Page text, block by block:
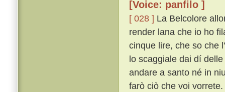
[Voice: panfilo ]
[ 028 ] La Belcolore
render lana che io ho
cinque lire, che so che
lo scaggiale dai dí
andare a santo né in
farò ciò che voi vorrete.